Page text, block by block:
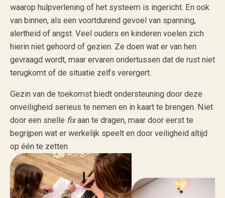
waarop hulpverlening of het systeem is ingericht. En ook
van binnen, als een voortdurend gevoel van spanning,
alertheid of angst. Veel ouders en kinderen voelen zich
hierin niet gehoord of gezien. Ze doen wat er van hen
gevraagd wordt, maar ervaren ondertussen dat de rust niet
terugkomt of de situatie zelfs verergert.
Gezin van de toekomst biedt ondersteuning door deze
onveiligheid serieus te nemen en in kaart te brengen. Niet
door een snelle fixaan te dragen, maar door eerst te
begrijpen wat er werkelijk speelt en door veiligheid altijd
op één te zetten.